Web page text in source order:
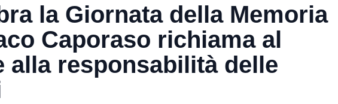
la Giornata della Memoria
Caporaso richiama al
alla responsabilità delle